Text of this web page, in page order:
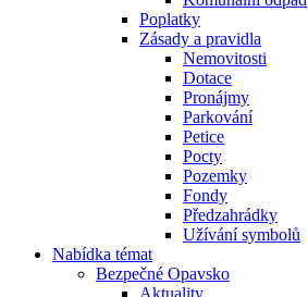
Poplatky
Zásady a pravidla
Nemovitosti
Dotace
Pronájmy
Parkování
Petice
Pocty
Pozemky
Fondy
Předzahrádky
Užívání symbolů
Nabídka témat
Bezpečné Opavsko